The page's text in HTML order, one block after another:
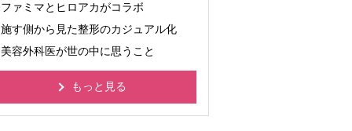
ファミマとヒロアカがコラボ
施す側から見た整形のカジュアル化
美容外科医が世の中に思うこと
もっと見る